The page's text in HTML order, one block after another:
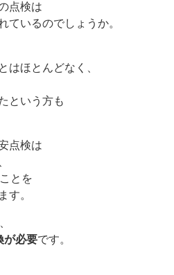
点検は
ているのでしょうか。
はほとんどなく、
という方も
点検は
とを
す。
が必要です。